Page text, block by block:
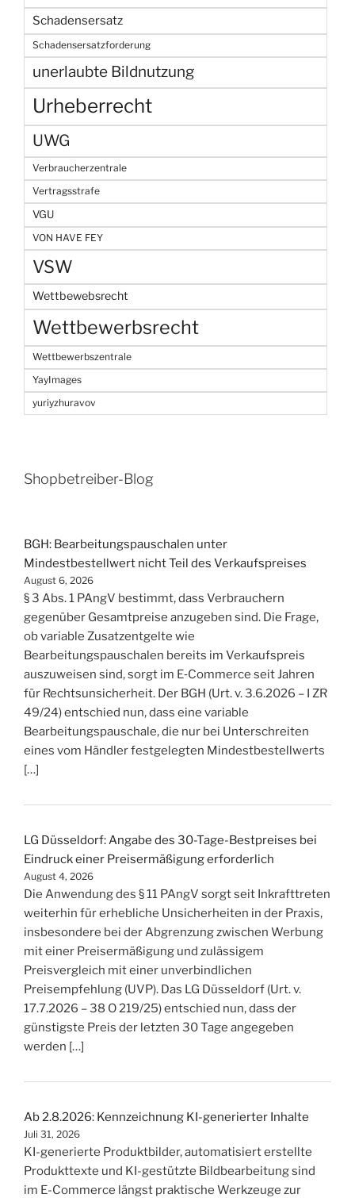
Schadensersatz
Schadensersatzforderung
unerlaubte Bildnutzung
Urheberrecht
UWG
Verbraucherzentrale
Vertragsstrafe
VGU
VON HAVE FEY
VSW
Wettbewebsrecht
Wettbewerbsrecht
Wettbewerbszentrale
YayImages
yuriyzhuravov
Shopbetreiber-Blog
BGH: Bearbeitungspauschalen unter
Mindestbestellwert nicht Teil des Verkaufspreises
August 6, 2026
§ 3 Abs. 1 PAngV bestimmt, dass Verbrauchern
gegenüber Gesamtpreise anzugeben sind. Die Frage,
ob variable Zusatzentgelte wie
Bearbeitungspauschalen bereits im Verkaufspreis
auszuweisen sind, sorgt im E‑Commerce seit Jahren
für Rechtsunsicherheit. Der BGH (Urt. v. 3.6.2026 – I ZR
49/24) entschied nun, dass eine variable
Bearbeitungspauschale, die nur bei Unterschreiten
eines vom Händler festgelegten Mindestbestellwerts
[…]
LG Düsseldorf: Angabe des 30-Tage-Bestpreises bei
Eindruck einer Preisermäßigung erforderlich
August 4, 2026
Die Anwendung des § 11 PAngV sorgt seit Inkrafttreten
weiterhin für erhebliche Unsicherheiten in der Praxis,
insbesondere bei der Abgrenzung zwischen Werbung
mit einer Preisermäßigung und zulässigem
Preisvergleich mit einer unverbindlichen
Preisempfehlung (UVP). Das LG Düsseldorf (Urt. v.
17.7.2026 – 38 O 219/25) entschied nun, dass der
günstigste Preis der letzten 30 Tage angegeben
werden […]
Ab 2.8.2026: Kennzeichnung KI-generierter Inhalte
Juli 31, 2026
KI-generierte Produktbilder, automatisiert erstellte
Produkttexte und KI-gestützte Bildbearbeitung sind
im E-Commerce längst praktische Werkzeuge zur